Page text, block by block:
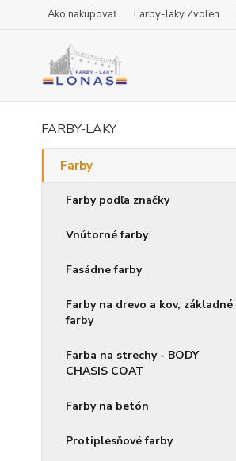
Ako nakupovať Farby-laky Zvolen
FARBY-LAKY
Farby
Farby podľa značky
Vnútorné farby
Fasádne farby
Farby na drevo a kov, základné
farby
Farba na strechy - BODY
CHASIS COAT
Farby na betón
Protiplesňové farby